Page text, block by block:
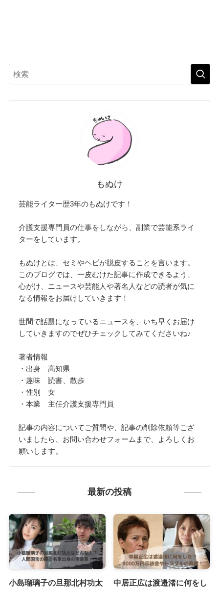
もぬけ
芸能ライター歴3年のもぬけです！
介護支援専門員の仕事をしながら、副業で芸能系ライ
ターをしています。
もぬけとは、セミやヘビが脱皮することを言います。
このブログでは、一皮むけた記事に作成できるよう、
心がけ、ニュースや芸能人や著名人などの読者が気に
なる情報をお届けしていきます！
世間で話題になっているニュースを、いち早くお届け
していきますのでぜひチェックしてみてくださいね♪
著者情報
・出身 高知県
・趣味 読書、散歩
・性別 女
・本業 主任介護支援専門員
記事の内容についてご質問や、記事の削除依頼等ござ
いましたら、お問い合わせフォームまで、よろしくお
願いします。
最新の投稿
小島瑠璃子の旦那北村功太 中居正広は渡邉渚に何をし